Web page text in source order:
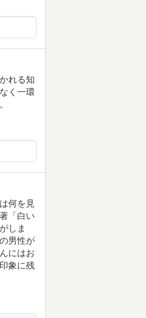
れる知
く一環
何を見
「白い
しま
男性が
にはお
象に残